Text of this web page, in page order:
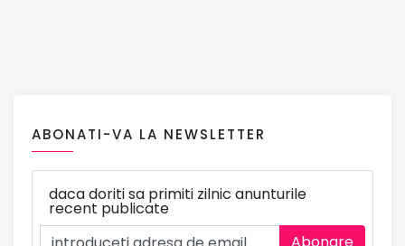
ABONATI-VA LA NEWSLETTER
daca doriti sa primiti zilnic anunturile
recent publicate